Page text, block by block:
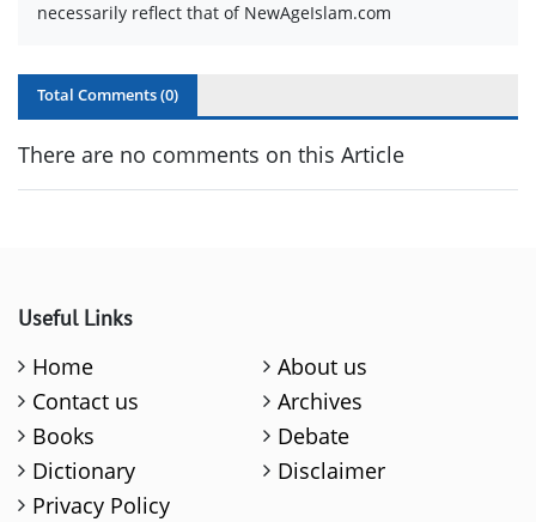
necessarily reflect that of NewAgeIslam.com
Total Comments (0)
There are no comments on this Article
Useful Links
Home
About us
Contact us
Archives
Books
Debate
Dictionary
Disclaimer
Privacy Policy